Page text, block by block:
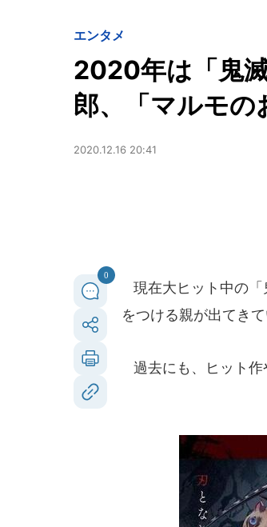
エンタメ
2020年は「鬼
郎、「マルモの
2020.12.16 20:41
0
現在大ヒット中の「
をつける親が出てきて
過去にも、ヒット作